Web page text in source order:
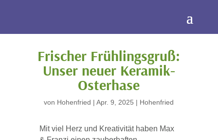
Frischer Frühlingsgruß:
Unser neuer Keramik-
Osterhase
von Hohenfried |Apr. 9, 2025 | Hohenfried
Mit viel Herz und Kreativität haben Max